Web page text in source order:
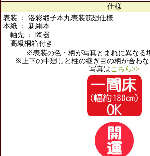
仕様
表装 ： 洛彩緞子本丸表装筋廻仕様
本紙 ： 新絹本
軸先 ： 陶器
高級桐箱付き
※表装の色・柄が写真とまれに異なる
※上下の中廻しと柱の継ぎ目の柄が合わな
写真はこちら>>